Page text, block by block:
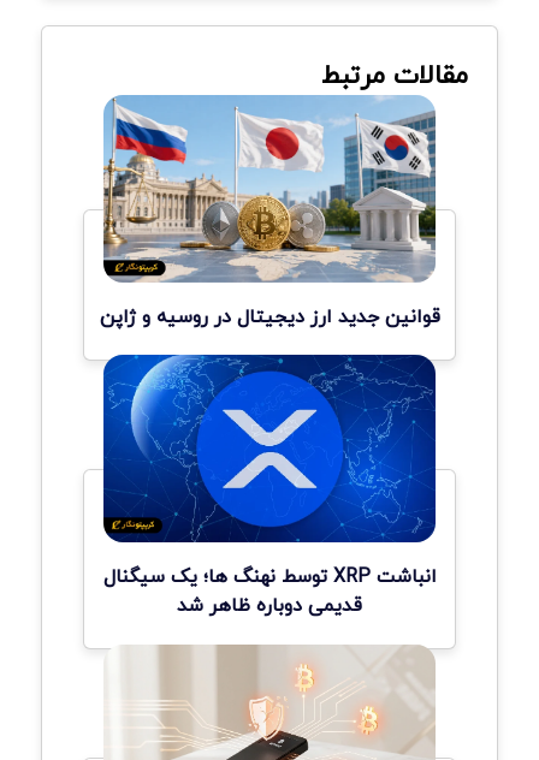
مقالات مرتبط
قوانین جدید ارز دیجیتال در روسیه و ژاپن
انباشت XRP توسط نهنگ ها؛ یک سیگنال
قدیمی دوباره ظاهر شد